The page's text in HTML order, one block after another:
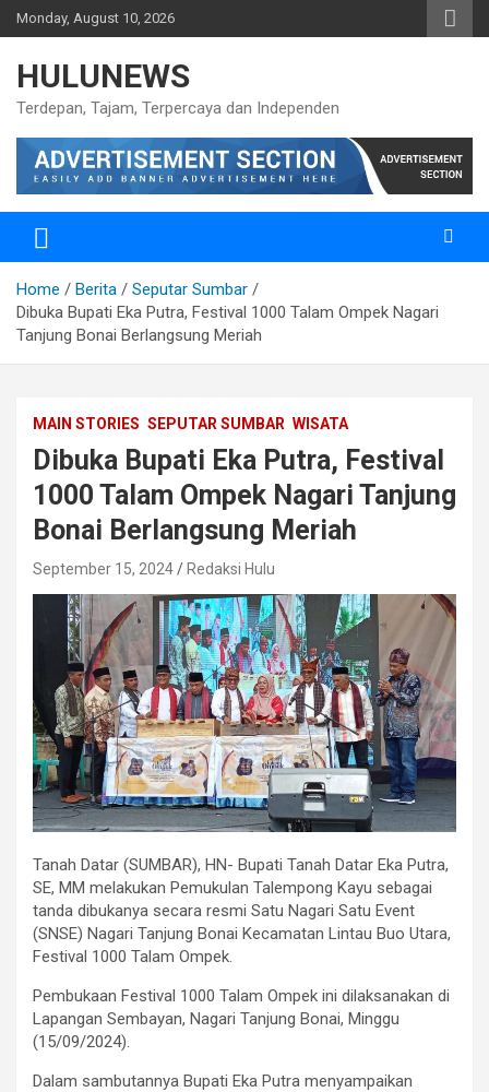
Skip
to
Monday, August 10, 2026
HULUNEWS
Terdepan, Tajam, Terpercaya dan Independen
Home Berita
Seputar Sumbar
Dibuka Bupati Eka Putra, Festival 1000 Talam Ompek Nagari
Tanjung Bonai Berlangsung Meriah
MAIN STORIES SEPUTAR SUMBAR WISATA
Dibuka Bupati Eka Putra, Festival
1000 Talam Ompek Nagari Tanjung
Bonai Berlangsung Meriah
September 15, 2024 Redaksi Hulu
Tanah Datar (SUMBAR), HN- Bupati Tanah Datar Eka Putra,
SE, MM melakukan Pemukulan Talempong Kayu sebagai
tanda dibukanya secara resmi Satu Nagari Satu Event
(SNSE) Nagari Tanjung Bonai Kecamatan Lintau Buo Utara,
Festival 1000 Talam Ompek.
Pembukaan Festival 1000 Talam Ompek ini dilaksanakan di
Lapangan Sembayan, Nagari Tanjung Bonai, Minggu
(15/09/2024).
Dalam sambutannya Bupati Eka Putra menyampaikan